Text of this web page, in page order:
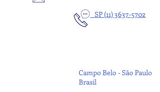
SP (11) 3637-5702
Campo Belo - São Paulo
Brasil